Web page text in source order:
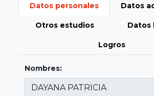
Datos personales Datos
Otros estudios Datos
Logros
Nombres: